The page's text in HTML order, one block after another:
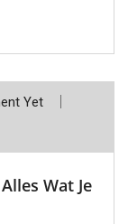
Yet
Wat Je